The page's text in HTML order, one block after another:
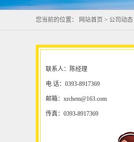
您当前的位置： 网站首页 > 公司动态
联系人：陈经理
电 话：0393-8917369
邮箱：xrchem@163.com
传真：0393-8917369